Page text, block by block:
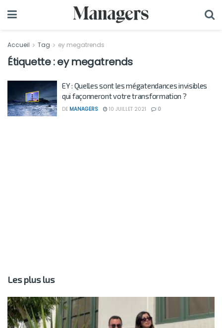
Accueil Tag ey megatrends
Étiquette :ey megatrends
EY : Quelles sont les mégatendances invisibles
qui façonneront votre transformation ?
DE MANAGERS 10 JUILLET 2021 0
Les plus lus